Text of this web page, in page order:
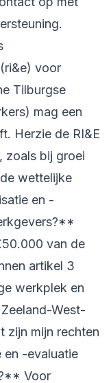
voor
Tilburgse
mag een
Herzie de RI&E
zoals bij groei
wettelijke
en -
van de
artikel 3
werkplek en
West-
zijn mijn rechten
en -evaluatie
Voor